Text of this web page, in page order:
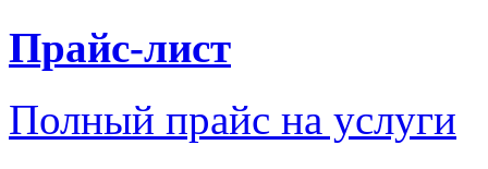
Прайс-лист
Полный прайс на услуги